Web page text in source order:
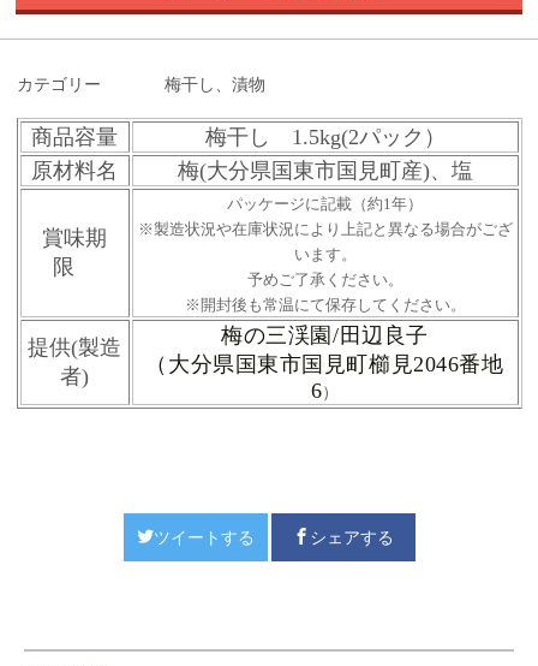
カテゴリー 梅干し、漬物
商品容量
梅干し 1.5kg(2パック）
原材料名
梅(大分県国東市国見町産)、 塩
賞味期
限
パッケージに記載（約1年）
※製造状況や在庫状況により上記と異なる場合がござ
います。
予めご了承ください。
※開封後も常温にて保存してください。
提供(製造
者)
梅の三渓園/田辺良子
（大分県国東市国見町櫛見2046番地
6）
ツイートする シェアする